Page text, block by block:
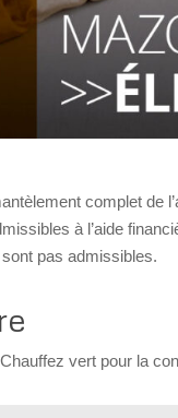
complet de
à l’aide
pas admissibles.
vert pour la